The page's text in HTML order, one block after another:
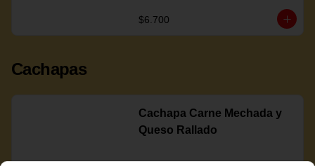
$6.700
Cachapas
Cachapa Carne Mechada y
Queso Rallado